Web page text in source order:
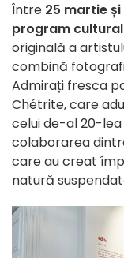
Între 25 martie
program
originală a
combină
Admirați fresca
Chétrite, care
celui de-al 20-
colaborarea
care au creat
natură